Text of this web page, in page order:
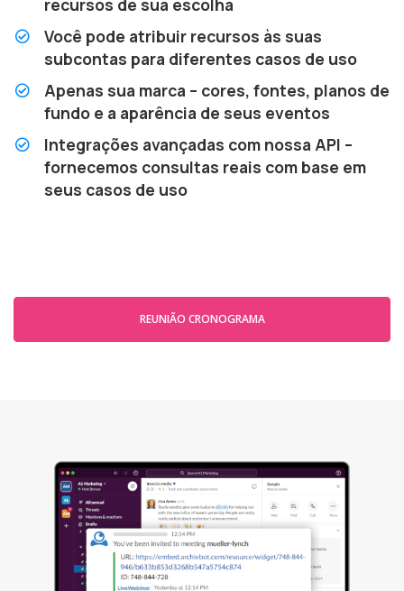
Você pode atribuir recursos às suas
subcontas para diferentes casos de uso
Apenas sua marca – cores, fontes, planos de
fundo e a aparência de seus eventos
Integrações avançadas com nossa API –
fornecemos consultas reais com base em
seus casos de uso
REUNIÃO CRONOGRAMA